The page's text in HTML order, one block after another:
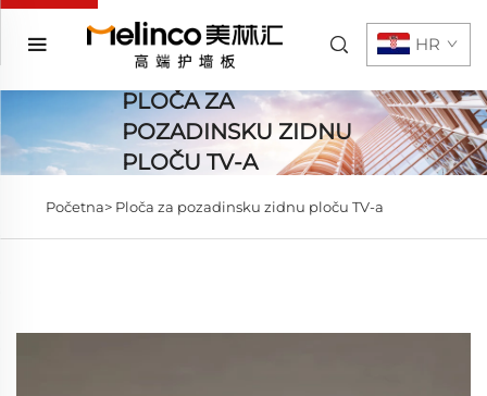
HR
PLOČA ZA
POZADINSKU ZIDNU
PLOČU TV-A
Početna> Ploča za pozadinsku zidnu ploču TV-a